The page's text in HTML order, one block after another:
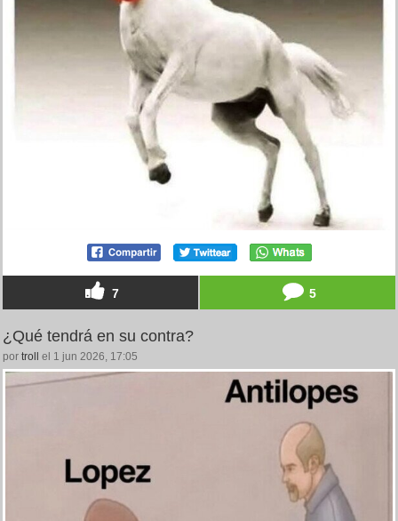
7 5
¿Qué tendrá en su contra?
por troll el 1 jun 2026, 17:05